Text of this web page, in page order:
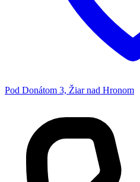
Pod Donátom 3, Žiar nad Hronom